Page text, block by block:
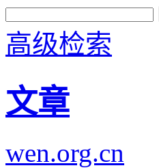
高级检索
文章
wen.org.cn